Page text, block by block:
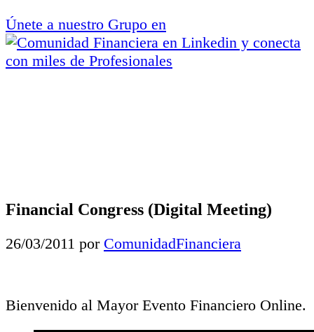
Únete a nuestro Grupo en
y conecta
con miles de Profesionales
Financial Congress (Digital Meeting)
26/03/2011 por ComunidadFinanciera
Bienvenido al Mayor Evento Financiero Online.